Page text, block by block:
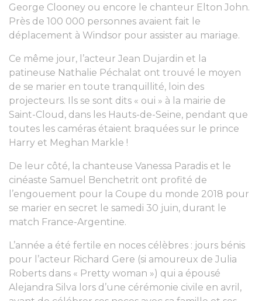
George Clooney ou encore le chanteur Elton John.
Près de 100 000 personnes avaient fait le
déplacement à Windsor pour assister au mariage.
Ce même jour, l’acteur Jean Dujardin et la
patineuse Nathalie Péchalat ont trouvé le moyen
de se marier en toute tranquillité, loin des
projecteurs. Ils se sont dits « oui » à la mairie de
Saint-Cloud, dans les Hauts-de-Seine, pendant que
toutes les caméras étaient braquées sur le prince
Harry et Meghan Markle !
De leur côté, la chanteuse Vanessa Paradis et le
cinéaste Samuel Benchetrit ont profité de
l’engouement pour la Coupe du monde 2018 pour
se marier en secret le samedi 30 juin, durant le
match France-Argentine.
L’année a été fertile en noces célèbres : jours bénis
pour l’acteur Richard Gere (si amoureux de Julia
Roberts dans « Pretty woman ») qui a épousé
Alejandra Silva lors d’une cérémonie civile en avril,